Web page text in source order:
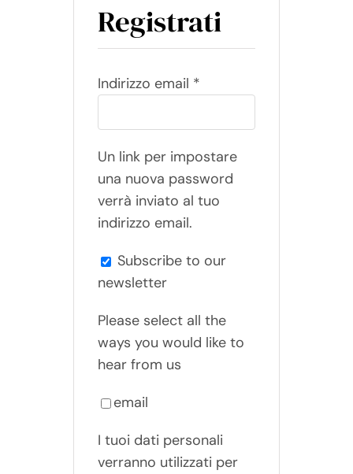
Registrati
Indirizzo email *Richiesto
Un link per impostare
una nuova password
verrà inviato al tuo
indirizzo email.
Subscribe to our
newsletter
Please select all the
ways you would like to
hear from us
email
I tuoi dati personali
verranno utilizzati per